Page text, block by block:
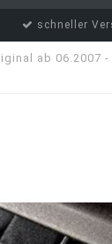
schneller
ab 06.2007 -